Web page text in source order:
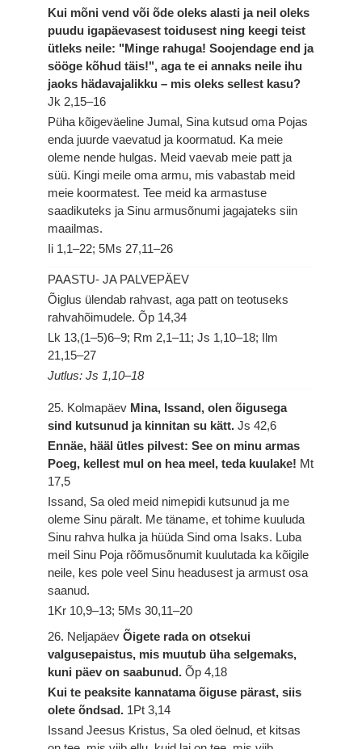
Kui mõni vend või õde oleks alasti ja neil oleks
puudu igapäevasest toidusest ning keegi teist
ütleks neile: "Minge rahuga! Soojendage end ja
sööge kõhud täis!", aga te ei annaks neile ihu
jaoks hädavajalikku – mis oleks sellest kasu?
Jk 2,15–16
Püha kõigeväeline Jumal, Sina kutsud oma Pojas
enda juurde vaevatud ja koormatud. Ka meie
oleme nende hulgas. Meid vaevab meie patt ja
süü. Kingi meile oma armu, mis vabastab meid
meie koormatest. Tee meid ka armastuse
saadikuteks ja Sinu armusõnumi jagajateks siin
maailmas.
Ii 1,1–22; 5Ms 27,11–26
PAASTU- JA PALVEPÄEV
Õiglus ülendab rahvast, aga patt on teotuseks
rahvahõimudele.Õp 14,34
Lk 13,(1–5)6–9; Rm 2,1–11; Js 1,10–18; Ilm
21,15–27
Jutlus: Js 1,10–18
25. Kolmapäev Mina, Issand, olen õigusega
sind kutsunud ja kinnitan su kätt.Js 42,6
Ennäe, hääl ütles pilvest: See on minu armas
Poeg, kellest mul on hea meel, teda kuulake! Mt
17,5
Issand, Sa oled meid nimepidi kutsunud ja me
oleme Sinu päralt. Me täname, et tohime kuuluda
Sinu rahva hulka ja hüüda Sind oma Isaks. Luba
meil Sinu Poja rõõmusõnumit kuulutada ka kõigile
neile, kes pole veel Sinu headusest ja armust osa
saanud.
1Kr 10,9–13; 5Ms 30,11–20
26. NeljapäevÕigete rada on otsekui
valgusepaistus, mis muutub üha selgemaks,
kuni päev on saabunud.Õp 4,18
Kui te peaksite kannatama õiguse pärast, siis
olete õndsad. 1Pt 3,14
Issand Jeesus Kristus, Sa oled öelnud, et kitsas